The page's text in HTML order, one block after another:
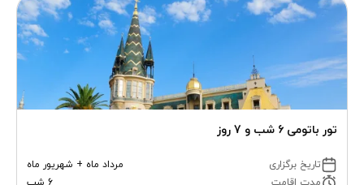
تور باتومی 6 شب و 7 روز
تاریخ برگزاری
مرداد ماه + شهریور ماه